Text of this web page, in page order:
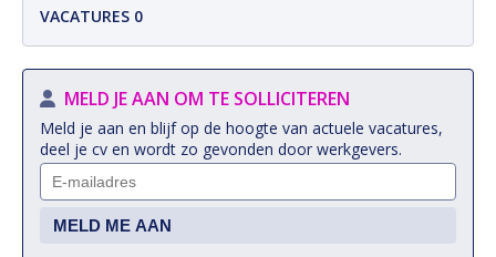
VACATURES 0
MELD JE AAN OM TE SOLLICITEREN
Meld je aan en blijf op de hoogte van actuele vacatures,
deel je cv en wordt zo gevonden door werkgevers.